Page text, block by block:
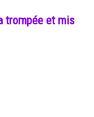
trompée et mis